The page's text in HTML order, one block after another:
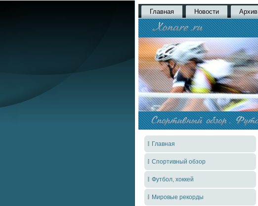
Главная Новости Архив
Главная
Спортивный обзор
Футбол, хоккей
Мировые рекорды